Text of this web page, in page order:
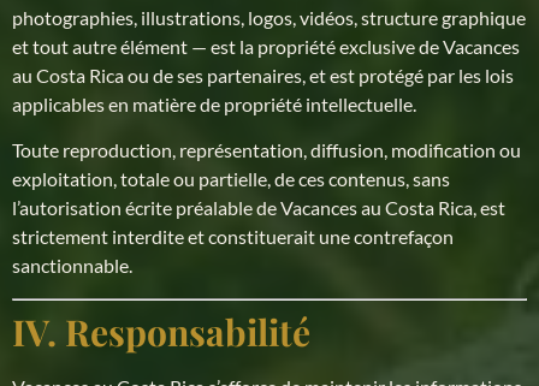
photographies, illustrations, logos, vidéos, structure graphique
et tout autre élément — est la propriété exclusive de Vacances
au Costa Rica ou de ses partenaires, et est protégé par les lois
applicables en matière de propriété intellectuelle.
Toute reproduction, représentation, diffusion, modification ou
exploitation, totale ou partielle, de ces contenus, sans
l’autorisation écrite préalable de Vacances au Costa Rica, est
strictement interdite et constituerait une contrefaçon
sanctionnable.
IV. Responsabilité